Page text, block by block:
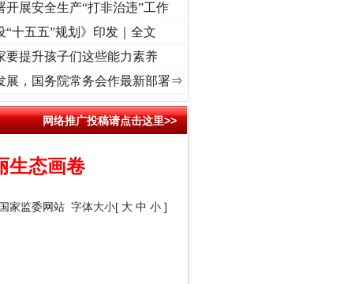
心使命 奋进复兴征程丨“转折之城”激荡..
开展安全生产“打非治违”工作
“十五五”规划》印发｜全文
要提升孩子们这些能力素养
展，国务院常务会作最新部署⇒
网络推广投稿请点击这里>>
生态画卷
家监委网站 字体大小[ 大 中 小 ]